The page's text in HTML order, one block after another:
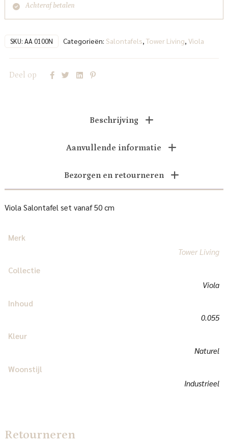
Achteraf betalen
SKU: AA 0100N Categorieën: Salontafels, Tower Living, Viola
Deel op
Beschrijving
Aanvullende informatie
Bezorgen en retourneren
Viola Salontafel set vanaf 50 cm
Merk
Tower Living
Collectie
Viola
Inhoud
0.055
Kleur
Naturel
Woonstijl
Industrieel
Retourneren